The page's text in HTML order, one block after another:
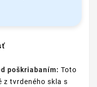
poškriabaním: Toto
z tvrdeného skla s